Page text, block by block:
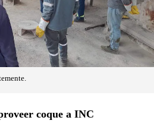
coque a INC